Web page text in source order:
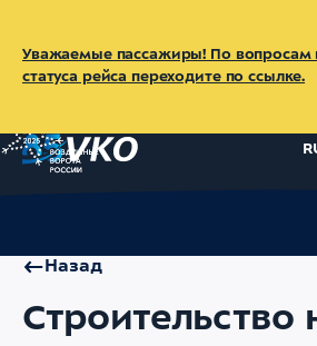
Уважаемые пассажиры! По вопросам
статуса рейса переходите по ссылке.
Назад
Строительство